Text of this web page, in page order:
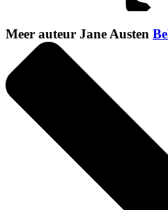
Meer auteur Jane Austen